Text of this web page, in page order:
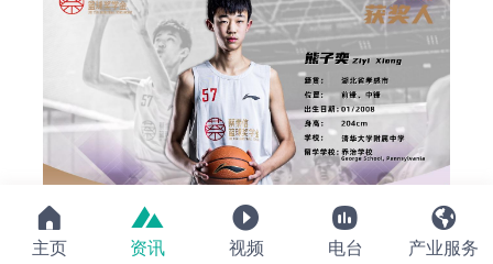

主页

资讯

视频

电台

产业服务